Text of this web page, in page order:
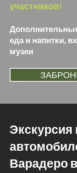
участников!
еда и напитки,
музеи
Экскурсия
Варадеро